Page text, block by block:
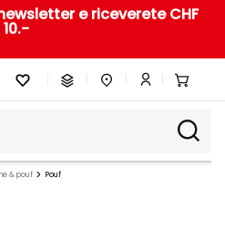
e riceverete CHF
10.-
& pouf Pouf